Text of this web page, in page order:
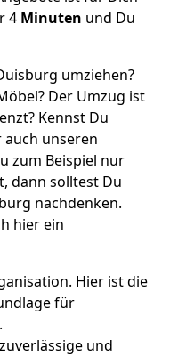
4 Minuten und Du
umziehen?
Der Umzug ist
Kennst Du
auch unseren
zum Beispiel nur
dann solltest Du
nachdenken.
hier ein
Hier ist die
für
und